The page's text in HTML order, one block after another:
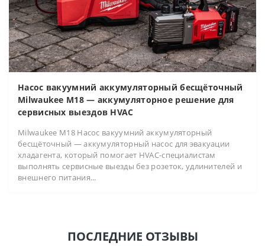
Насос вакуумний аккумуляторный бесщёточный
Milwaukee M18 — аккумуляторное решение для
сервисных выездов HVAC
Milwaukee M18 Насос вакуумний аккумуляторный
бесщёточный — аккумуляторный насос для эвакуации
хладагента, который помогает HVAC-специалистам
выполнять сервисные выезды без розеток, удлинителей и
внешнего питания...
ПОСЛЕДНИЕ ОТЗЫВЫ